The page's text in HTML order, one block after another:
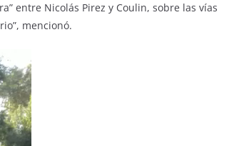
entre Nicolás Pirez y Coulin, sobre las vías
mencionó.